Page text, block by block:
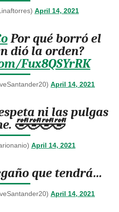
April 14, 2021
Por qué borró el
dió la orden?
Fux8QSYrRK
April 14, 2021
ni las pulgas
🤣🤣🤣🤣
April 14, 2021
que tendrá…
April 14, 2021